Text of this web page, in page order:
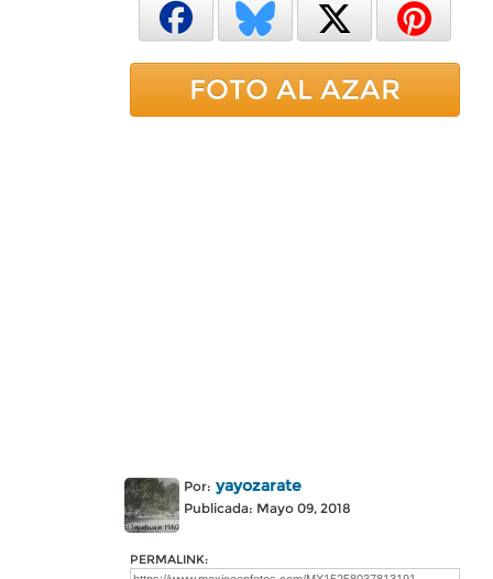
FOTO AL AZAR
Por: yayozarate
Publicada: Mayo 09, 2018
PERMALINK: